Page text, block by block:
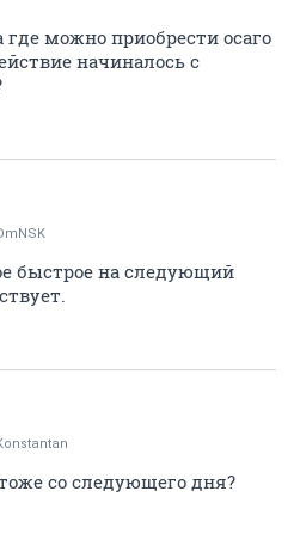
можно приобрести осаго
начиналось с
быстрое на следующий
со следующего дня?